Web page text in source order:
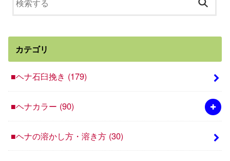
カテゴリ
■ヘナ石臼挽き (179)
■ヘナカラー (90)
■ヘナの溶かし方・溶き方 (30)